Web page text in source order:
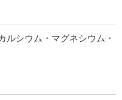
シウム・マグネシウム・